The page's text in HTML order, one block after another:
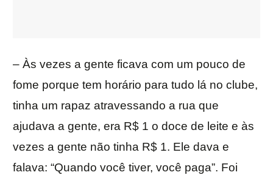
– Às vezes a gente ficava com um pouco de
fome porque tem horário para tudo lá no clube,
tinha um rapaz atravessando a rua que
ajudava a gente, era R$ 1 o doce de leite e às
vezes a gente não tinha R$ 1. Ele dava e
falava: “Quando você tiver, você paga”. Foi